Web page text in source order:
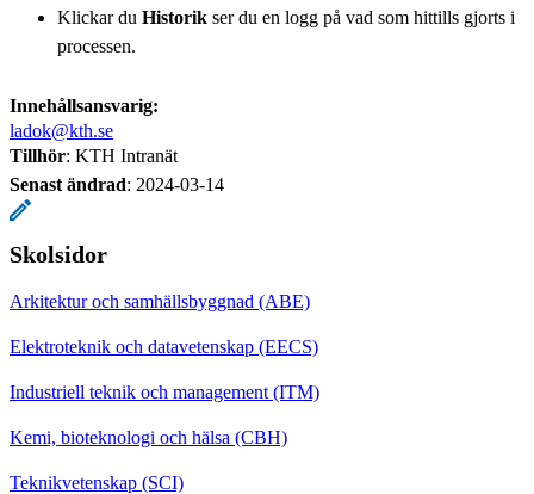
Klickar du Historik ser du en logg på vad som hittills gjorts i
processen.
Innehållsansvarig:
ladok@kth.se
Tillhör: KTH Intranät
Senast ändrad: 2024-03-14
Skolsidor
Arkitektur och samhällsbyggnad (ABE)
Elektroteknik och datavetenskap (EECS)
Industriell teknik och management (ITM)
Kemi, bioteknologi och hälsa (CBH)
Teknikvetenskap (SCI)